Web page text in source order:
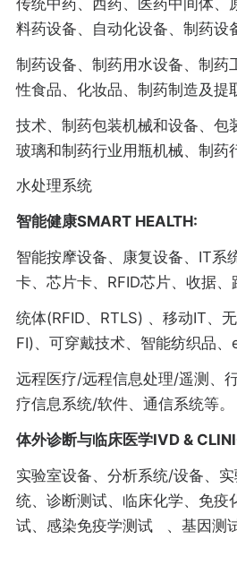
料药设备、自动化设备、制药设
制药设备、制药用水设备、制药
性食品、化妆品、制药制造及提
技术、制药包装机械和设备、包
玻璃和制药行业用瓶机械、制药
水处理系统
智能健康SMART HEALTH:
智能按摩设备、康复设备、IT系
卡、芯片卡、RFID芯片、收据、
统体(RFID、RTLS) 、移动IT、
FI)、可穿戴技术、智能纺织品、
远程医疗/远程信息处理/遥测、
疗信息系统/软件、通信系统等。
体外诊断与临床医学IVD &
实验室设备、分析系统/设备、
统、诊断测试、临床化学、免疫
试、感染免疫学测试 、基因测